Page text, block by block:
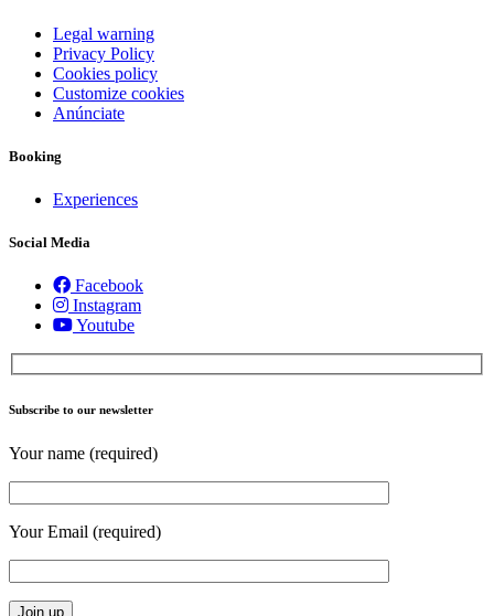
Legal warning
Privacy Policy
Cookies policy
Customize cookies
Anúnciate
Booking
Experiences
Social Media
Facebook
Instagram
Youtube
Subscribe to our newsletter
Your name (required)
Your Email (required)